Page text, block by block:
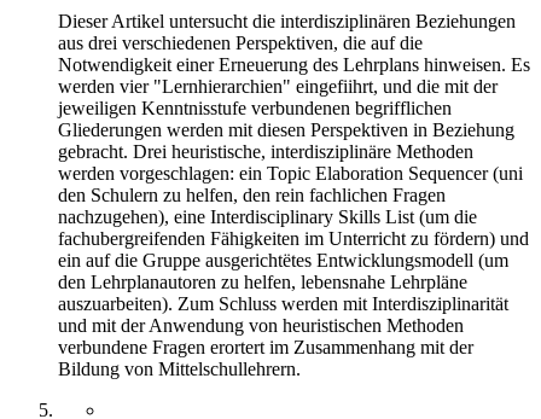
Dieser Artikel untersucht die interdisziplinären Beziehungen
aus drei verschiedenen Perspektiven, die auf die
Notwendigkeit einer Erneuerung des Lehrplans hinweisen. Es
werden vier "Lernhierarchien" eingefiihrt, und die mit der
jeweiligen Kenntnisstufe verbundenen begrifflichen
Gliederungen werden mit diesen Perspektiven in Beziehung
gebracht. Drei heuristische, interdisziplinäre Methoden
werden vorgeschlagen: ein Topic Elaboration Sequencer (uni
den Schulern zu helfen, den rein fachlichen Fragen
nachzugehen), eine Interdisciplinary Skills List (um die
fachubergreifenden Fähigkeiten im Unterricht zu fördern) und
ein auf die Gruppe ausgerichtëtes Entwicklungsmodell (um
den Lehrplanautoren zu helfen, lebensnahe Lehrpläne
auszuarbeiten). Zum Schluss werden mit Interdisziplinarität
und mit der Anwendung von heuristischen Methoden
verbundene Fragen erortert im Zusammenhang mit der
Bildung von Mittelschullehrern.